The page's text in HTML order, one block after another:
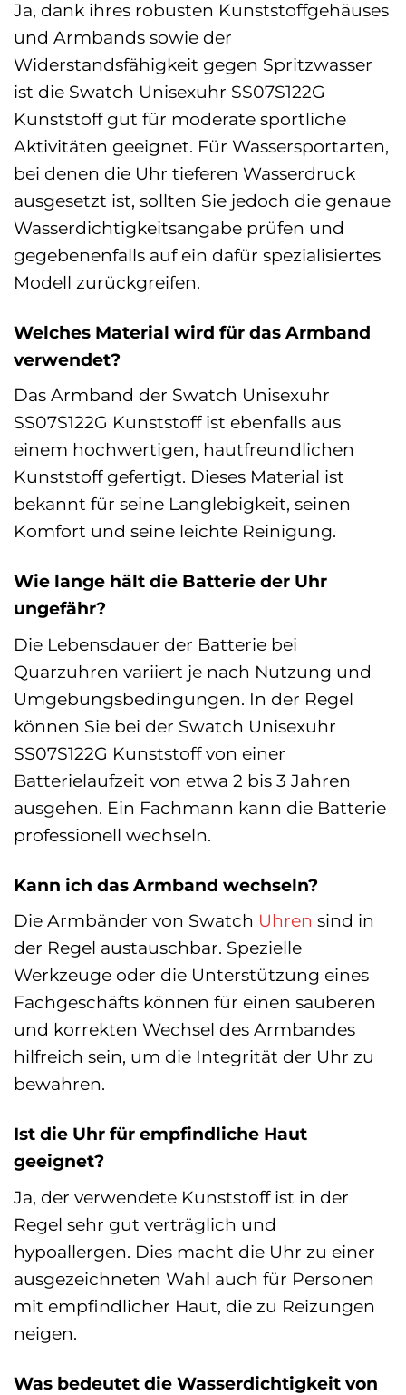
Ja, dank ihres robusten Kunststoffgehäuses
und Armbands sowie der
Widerstandsfähigkeit gegen Spritzwasser
ist die Swatch Unisexuhr SS07S122G
Kunststoff gut für moderate sportliche
Aktivitäten geeignet. Für Wassersportarten,
bei denen die Uhr tieferen Wasserdruck
ausgesetzt ist, sollten Sie jedoch die genaue
Wasserdichtigkeitsangabe prüfen und
gegebenenfalls auf ein dafür spezialisiertes
Modell zurückgreifen.
Welches Material wird für das Armband
verwendet?
Das Armband der Swatch Unisexuhr
SS07S122G Kunststoff ist ebenfalls aus
einem hochwertigen, hautfreundlichen
Kunststoff gefertigt. Dieses Material ist
bekannt für seine Langlebigkeit, seinen
Komfort und seine leichte Reinigung.
Wie lange hält die Batterie der Uhr
ungefähr?
Die Lebensdauer der Batterie bei
Quarzuhren variiert je nach Nutzung und
Umgebungsbedingungen. In der Regel
können Sie bei der Swatch Unisexuhr
SS07S122G Kunststoff von einer
Batterielaufzeit von etwa 2 bis 3 Jahren
ausgehen. Ein Fachmann kann die Batterie
professionell wechseln.
Kann ich das Armband wechseln?
Die Armbänder von Swatch Uhren sind in
der Regel austauschbar. Spezielle
Werkzeuge oder die Unterstützung eines
Fachgeschäfts können für einen sauberen
und korrekten Wechsel des Armbandes
hilfreich sein, um die Integrität der Uhr zu
bewahren.
Ist die Uhr für empfindliche Haut
geeignet?
Ja, der verwendete Kunststoff ist in der
Regel sehr gut verträglich und
hypoallergen. Dies macht die Uhr zu einer
ausgezeichneten Wahl auch für Personen
mit empfindlicher Haut, die zu Reizungen
neigen.
Was bedeutet die Wasserdichtigkeit von